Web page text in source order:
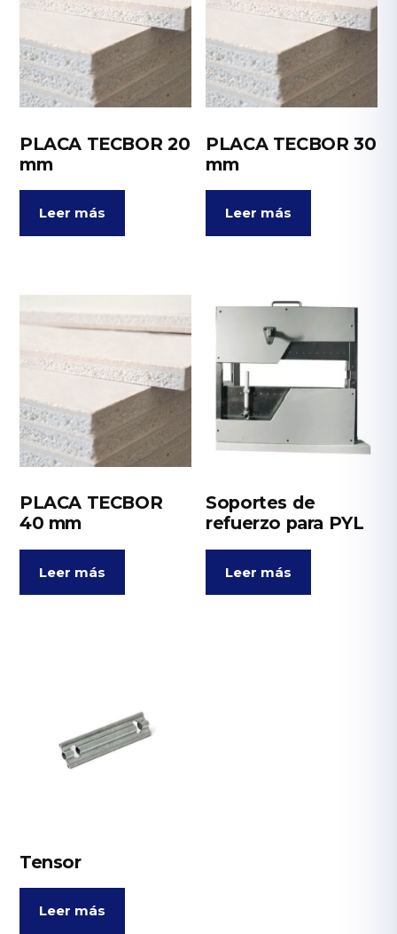
PLACA TECBOR 20
mm
Leer más
PLACA TECBOR 30
mm
Leer más
PLACA TECBOR
40 mm
Leer más
Soportes de
refuerzo para PYL
Leer más
Tensor
Leer más